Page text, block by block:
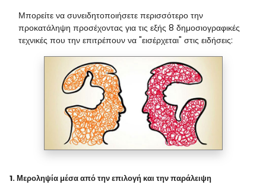
Μπορείτε να συνειδητοποιήσετε περισσότερο την
προκατάληψη προσέχοντας για τις εξής 8 δημοσιογραφικές
τεχνικές που την επιτρέπουν να "εισέρχεται" στις ειδήσεις:
1. Μεροληψία μέσα από την επιλογή και την παράλειψη